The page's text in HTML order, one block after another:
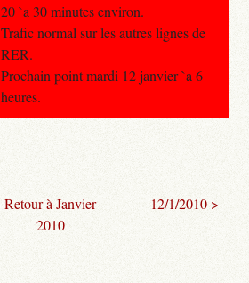
20 `a 30 minutes environ.
Trafic normal sur les autres lignes de
RER.
Prochain point mardi 12 janvier `a 6
heures.
Retour à Janvier
2010
12/1/2010 >